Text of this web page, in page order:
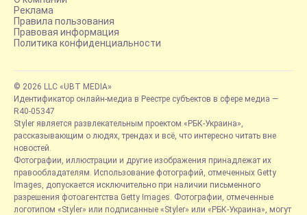
Реклама
Правила пользования
Правовая информация
Политика конфиденциальности
© 2026 LLC «UBT MEDIA»
Идентификатор онлайн-медиа в Реестре субъектов в сфере медиа —
R40-05347
Styler является развлекательным проектом «РБК-Украина»,
рассказывающим о людях, трендах и всё, что интересно читать вне
новостей.
Фотографии, иллюстрации и другие изображения принадлежат их
правообладателям. Использование фотографий, отмеченных Getty
Images, допускается исключительно при наличии письменного
разрешения фотоагентства Getty Images. Фотографии, отмеченные
логотипом «Styler» или подписанные «Styler» или «РБК-Украина», могут